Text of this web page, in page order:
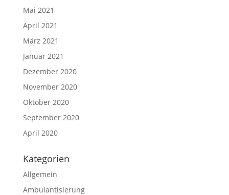
Mai 2021
April 2021
März 2021
Januar 2021
Dezember 2020
November 2020
Oktober 2020
September 2020
April 2020
Kategorien
Allgemein
Ambulantisierung